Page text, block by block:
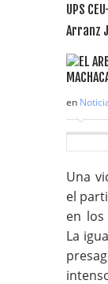
UPS
Arranz
en
Una
el
en
La